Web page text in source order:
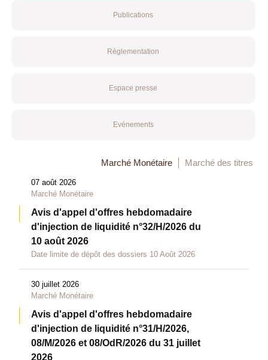
Publications
Réglementation
Espace presse
Evénements
Marché Monétaire Marché des titres
07 août 2026
Marché Monétaire
Avis d'appel d'offres hebdomadaire
d'injection de liquidité n°32/H/2026 du
10 août 2026
Date limite de dépôt des dossiers 10 Août 2026
30 juillet 2026
Marché Monétaire
Avis d'appel d'offres hebdomadaire
d'injection de liquidité n°31/H/2026,
08/M/2026 et 08/OdR/2026 du 31 juillet
2026